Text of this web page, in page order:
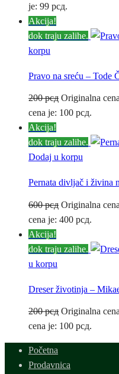
je: 99 рсд.
Akcija!
dok traju zalihe.
korpu
Pravo na sreću – Tode
200рсд Originalna
cena je: 100 рсд.
Akcija!
dok traju zalihe.
Dodaj u korpu
Pernata divljač i živina
600рсд Originalna
cena je: 400 рсд.
Akcija!
dok traju zalihe.
u korpu
Dreser životinja –
200рсд Originalna
cena je: 100 рсд.
Početna
Prodavnica